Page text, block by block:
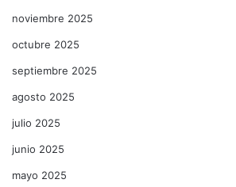
noviembre 2025
octubre 2025
septiembre 2025
agosto 2025
julio 2025
junio 2025
mayo 2025